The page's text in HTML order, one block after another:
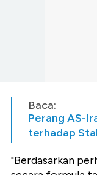
Baca:
Perang AS-
terhadap
"Berdasarkan